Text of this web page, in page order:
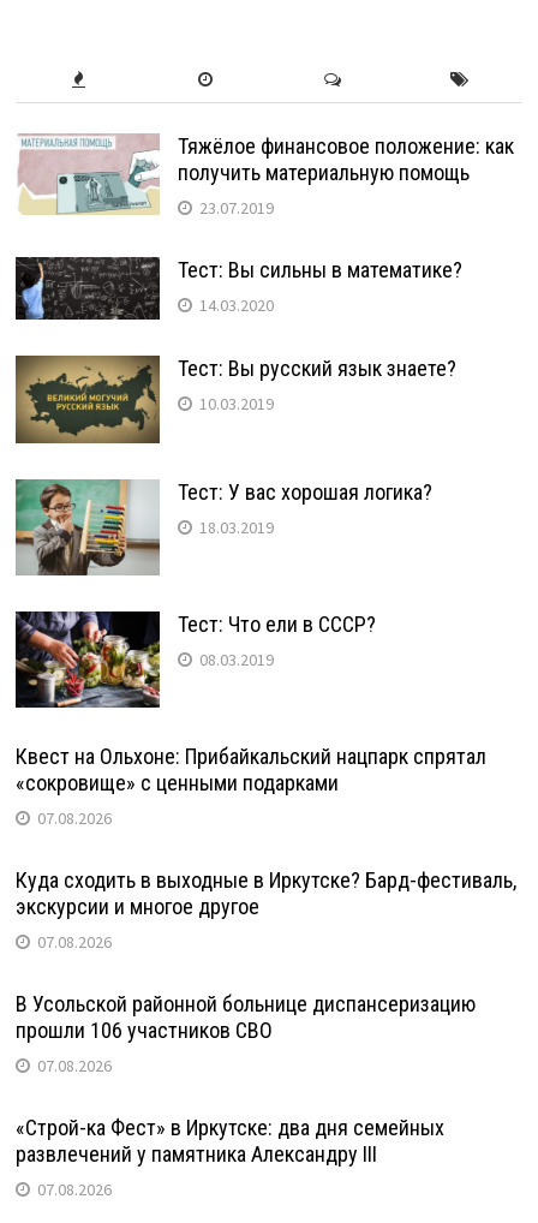
Тяжёлое финансовое положение: как
получить материальную помощь
23.07.2019
Тест: Вы сильны в математике?
14.03.2020
Тест: Вы русский язык знаете?
10.03.2019
Тест: У вас хорошая логика?
18.03.2019
Тест: Что ели в СССР?
08.03.2019
Квест на Ольхоне: Прибайкальский нацпарк спрятал
«сокровище» с ценными подарками
07.08.2026
Куда сходить в выходные в Иркутске? Бард-фестиваль,
экскурсии и многое другое
07.08.2026
В Усольской районной больнице диспансеризацию
прошли 106 участников СВО
07.08.2026
«Строй-ка Фест» в Иркутске: два дня семейных
развлечений у памятника Александру III
07.08.2026